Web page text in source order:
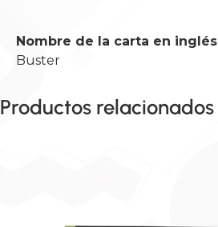
Nombre de la carta en
Buster
Productos relacionados